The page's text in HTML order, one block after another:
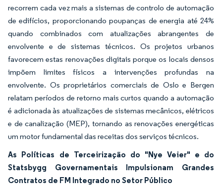
recorrem cada vez mais a sistemas de controlo de automação
de edifícios, proporcionando poupanças de energia até 24%
quando combinados com atualizações abrangentes de
envolvente e de sistemas técnicos. Os projetos urbanos
favorecem estas renovações digitais porque os locais densos
impõem limites físicos a intervenções profundas na
envolvente. Os proprietários comerciais de Oslo e Bergen
relatam períodos de retorno mais curtos quando a automação
é adicionada às atualizações de sistemas mecânicos, elétricos
e de canalização (MEP), tornando as renovações energéticas
um motor fundamental das receitas dos serviços técnicos.
As Políticas de Terceirização do "Nye Veier" e do
Statsbygg Governamentais Impulsionam Grandes
Contratos de FM Integrado no Setor Público